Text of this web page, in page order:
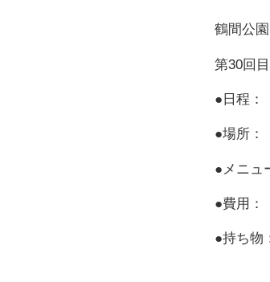
鶴間公園
第30回
●日程：
●場所：
●メニュ
●費用：
●持ち物
デザ